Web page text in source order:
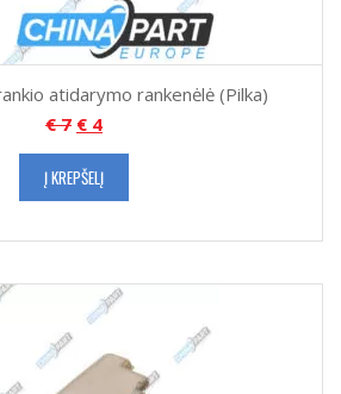
atidarymo rankenėlė (Pilka)
€7 € 4
Į KREPŠELĮ